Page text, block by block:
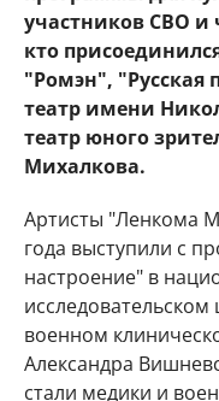
участников СВО и
кто
"Ромэн", "Русская
театр имени
театр юного
Михалкова.
Артисты "Ленкома
года выступили с
настроение" в
военном
Александра
стали медики и